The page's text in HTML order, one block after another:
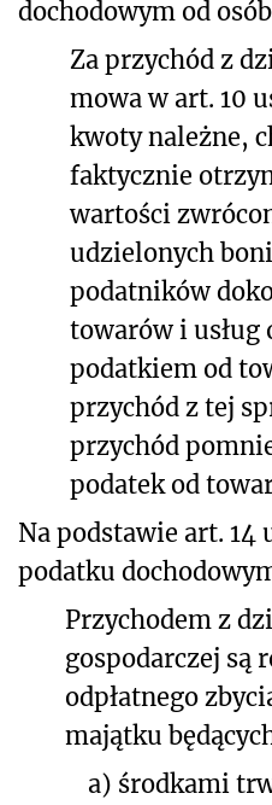
dochodowym od
Za przychód z
mowa w art. 10
kwoty należne,
faktycznie
wartości
udzielonych
podatników
towarów i usług
podatkiem od
przychód z tej
przychód
podatek od
Na podstawie art. 14
podatku
Przychodem z
gospodarczej są
odpłatnego
majątku
a) środkami